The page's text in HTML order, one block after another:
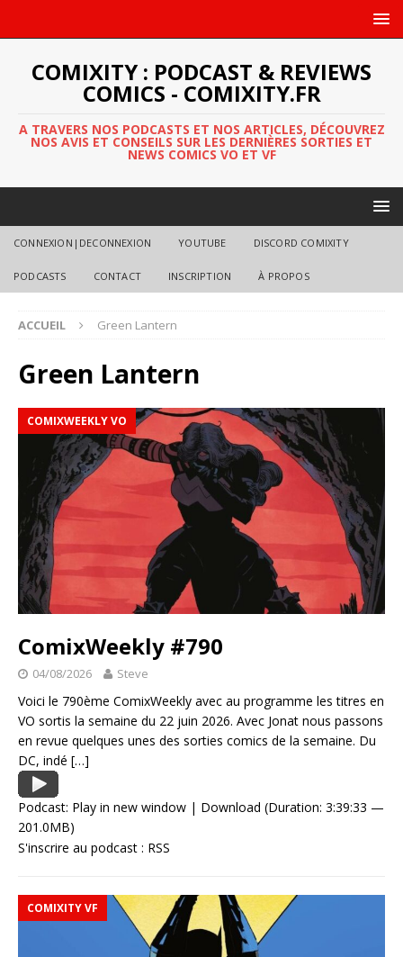
COMIXITY : PODCAST & REVIEWS
COMICS - COMIXITY.FR
A TRAVERS NOS PODCASTS ET NOS ARTICLES, DÉCOUVREZ
NOS AVIS ET CONSEILS SUR LES DERNIÈRES SORTIES ET
NEWS COMICS VO ET VF
CONNEXION|DECONNEXION YOUTUBE DISCORD COMIXITY
PODCASTS CONTACT INSCRIPTION À PROPOS
ACCUEIL Green Lantern
Green Lantern
COMIXWEEKLY VO
ComixWeekly #790
04/08/2026 Steve
Voici le 790ème ComixWeekly avec au programme les titres en
VO sortis la semaine du 22 juin 2026. Avec Jonat nous passons
en revue quelques unes des sorties comics de la semaine. Du
DC, indé […]
Podcast: Play in new window | Download (Duration: 3:39:33 —
201.0MB)
S'inscrire au podcast : RSS
COMIXITY VF